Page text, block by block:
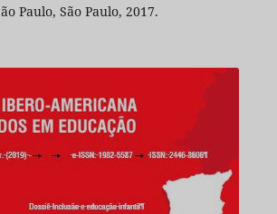
Paulo, São Paulo, 2017.